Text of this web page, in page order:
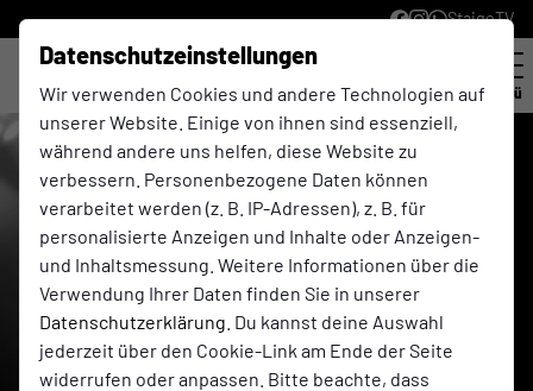
Datenschutzeinstellungen
Wir verwenden Cookies und andere Technologien auf
unserer Website. Einige von ihnen sind essenziell,
während andere uns helfen, diese Website zu
verbessern. Personenbezogene Daten können
verarbeitet werden (z. B. IP-Adressen), z. B. für
personalisierte Anzeigen und Inhalte oder Anzeigen-
und Inhaltsmessung. Weitere Informationen über die
Verwendung Ihrer Daten finden Sie in unserer
Datenschutzerklärung . Du kannst deine Auswahl
jederzeit über den Cookie-Link am Ende der Seite
widerrufen oder anpassen. Bitte beachte, dass
StaigeTV
Menü